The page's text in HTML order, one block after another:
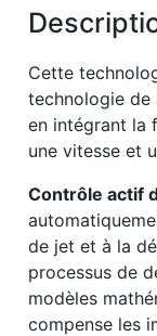
Cette
technologie de
en intégrant la
une vitesse et
Contrôle actif
de jet et à la
processus de
modèles
compense les